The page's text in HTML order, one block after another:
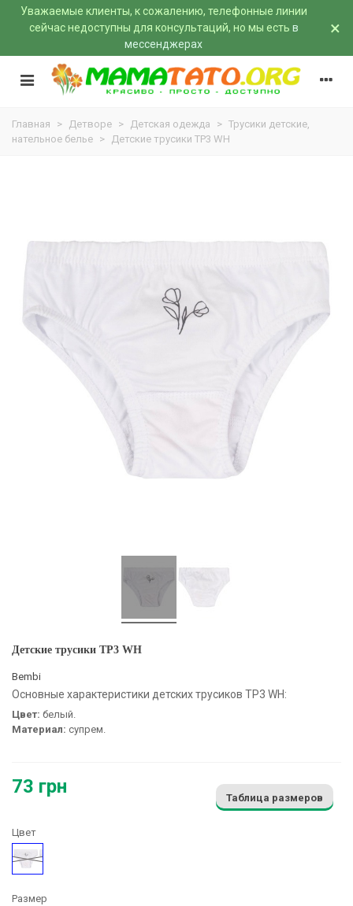
Уважаемые клиенты, к сожалению, телефонные линии
сейчас недоступны для консультаций, но мы есть в
мессенджерах
×
Главная > Детворе > Детская одежда > Трусики детские,
нательное белье > Детские трусики ТР3 WH
Детские трусики ТР3 WH
Bembi
Основные характеристики детских трусиков ТР3 WH:
Цвет: белый.
Материал: супрем.
73 грн
Таблица размеров
Цвет
Белый
Размер